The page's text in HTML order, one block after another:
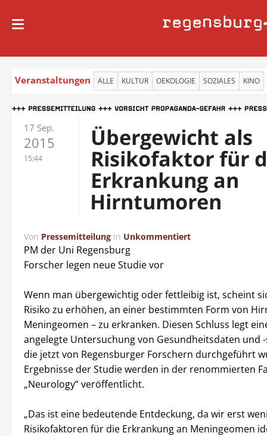
regensburg
Veranstaltungen ALLE KULTUR OEKOLOGIE SOZIALES KINO
17 Sep.
2015
15:44
Übergewicht als
Risikofaktor für
Erkrankung an
Hirntumoren
Von Pressemitteilung in Unkommentiert
PM der Uni Regensburg
Forscher legen neue Studie vor
Wenn man übergewichtig oder fettleibig ist, scheint
Risiko zu erhöhen, an einer bestimmten Form von
Meningeomen – zu erkranken. Diesen Schluss legt
angelegte Untersuchung von Gesundheitsdaten und
die jetzt von Regensburger Forschern durchgeführt
Ergebnisse der Studie werden in der renommierten
„Neurology“ veröffentlicht.
„Das ist eine bedeutende Entdeckung, da wir erst
Risikofaktoren für die Erkrankung an Meningeomen